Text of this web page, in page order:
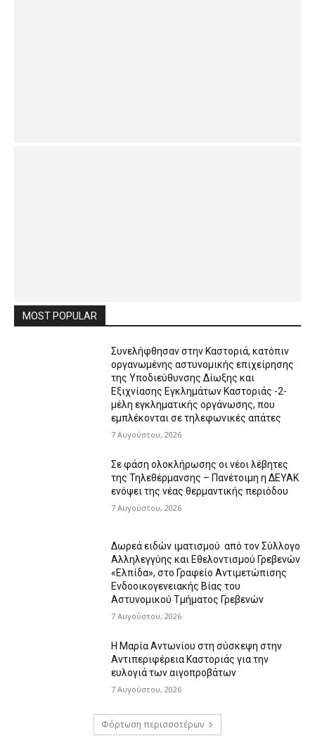
MOST POPULAR
Συνελήφθησαν στην Καστοριά, κατόπιν
οργανωμένης αστυνομικής επιχείρησης
της Υποδιεύθυνσης Δίωξης και
Εξιχνίασης Εγκλημάτων Καστοριάς -2-
μέλη εγκληματικής οργάνωσης, που
εμπλέκονται σε τηλεφωνικές απάτες
7 Αυγούστου, 2026
Σε φάση ολοκλήρωσης οι νέοι λέβητες
της Τηλεθέρμανσης – Πανέτοιμη η ΔΕΥΑΚ
ενόψει της νέας θερμαντικής περιόδου
7 Αυγούστου, 2026
Δωρεά ειδών ιματισμού από τον Σύλλογο
Αλληλεγγύης και Εθελοντισμού Γρεβενών
«Ελπίδα», στο Γραφείο Αντιμετώπισης
Ενδοοικογενειακής Βίας του
Αστυνομικού Τμήματος Γρεβενών
7 Αυγούστου, 2026
Η Μαρία Αντωνίου στη σύσκεψη στην
Αντιπεριφέρεια Καστοριάς για την
ευλογιά των αιγοπροβάτων
7 Αυγούστου, 2026
Φόρτωση περισσοτέρων